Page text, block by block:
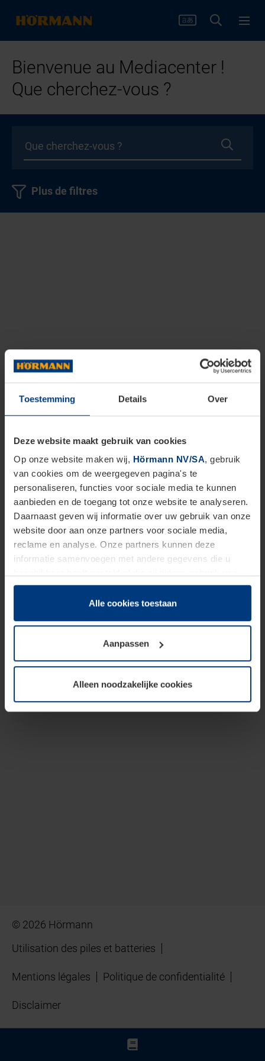
Toestemming Details Over
Deze website maakt gebruik van cookies
Op onze website maken wij, Hörmann NV/SA, gebruik
van cookies om de weergegeven pagina's te
personaliseren, functies voor sociale media te kunnen
aanbieden en de toegang tot onze website te analyseren.
Daarnaast geven wij informatie over uw gebruik van onze
website door aan onze partners voor sociale media,
reclame en analyse. Onze partners kunnen deze
informatie samenvoegen met andere gegevens die u
hun diensten hebben verzameld.
Juridisch hebben wij het recht om cookies op uw
van deze pagina's absoluut vereist is. Voor alle andere
soorten cookies is uw toestemming benodigd. Uw
toestemming kunt u op elk moment bij de uitleg van de
wijzigen of herroepen.
Alle cookies toestaan
Aanpassen
Alleen noodzakelijke cookies
Bienvenue au Mediacenter !
Que cherchez-vous ?
Plus de filtres
© 2026 Hörmann
Utilisation des piles et batteries
Mentions légales Politique de confidentialité
Disclaimer